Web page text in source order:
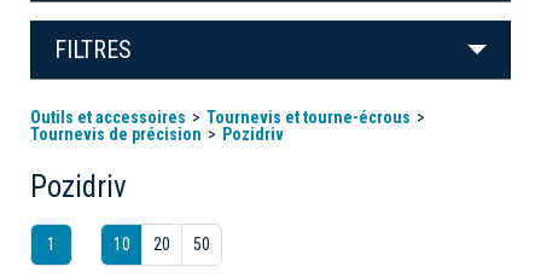
FILTRES
Outils et accessoires
Tournevis et tourne-écrous
Tournevis de précision
Pozidriv
Pozidriv
1 10 20 50